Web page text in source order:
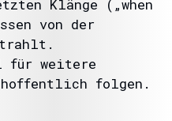
Klänge („when
von der
für weitere
hoffentlich folgen.